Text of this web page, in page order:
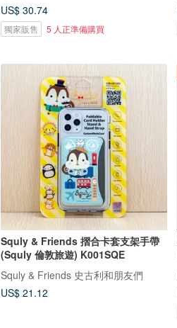
US$ 30.74
獨家販售 5 人正準備購買
Squly & Friends 摺合卡套支架手帶
(Squly 倫敦旅遊) K001SQE
Squly & Friends 史古利和朋友們
US$ 21.12